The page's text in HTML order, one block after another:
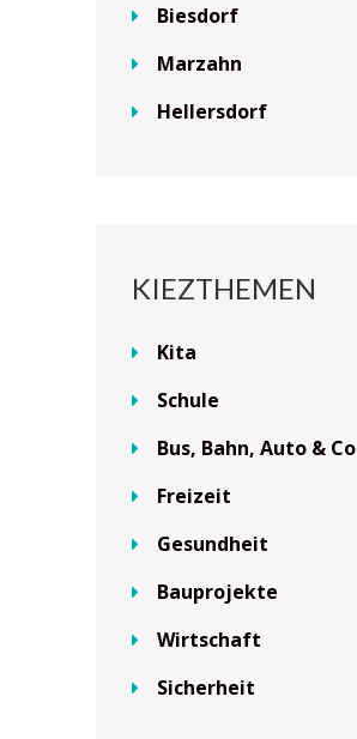
Biesdorf
Marzahn
Hellersdorf
KIEZTHEMEN
Kita
Schule
Bus, Bahn, Auto & Co
Freizeit
Gesundheit
Bauprojekte
Wirtschaft
Sicherheit